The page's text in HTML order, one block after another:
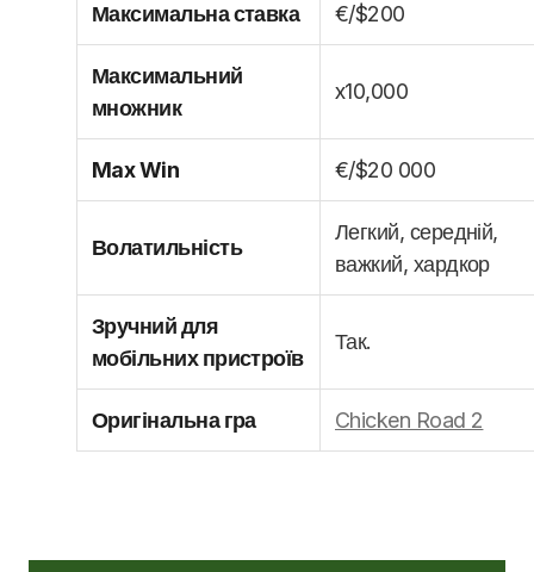
Максимальна ставка €/$200
Максимальний
множник
x10,000
Max Win €/$20 000
Волатильність
Легкий, середній,
важкий, хардкор
Зручний для
мобільних пристроїв
Так.
Оригінальна гра Chicken Road 2